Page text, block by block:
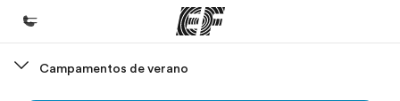
Campamentos de verano